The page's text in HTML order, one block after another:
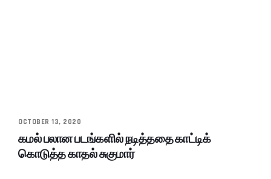
OCTOBER 13, 2020
கமல் பலான படங்களில் நடித்ததை காட்டிக்
கொடுத்த காதல் சுகுமார்